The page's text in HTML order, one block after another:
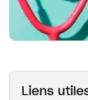
Liens